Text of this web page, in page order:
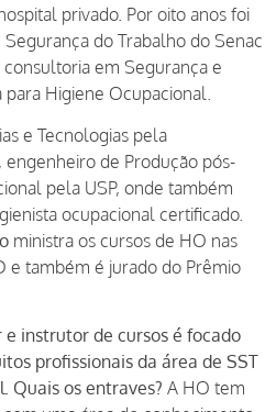
privado. Por oito anos foi
do Trabalho do Senac
em Segurança e
Higiene Ocupacional.
e Tecnologias pela
engenheiro de Produção pós-
pela USP, onde também
ocupacional certificado.
ministra os cursos de HO nas
e também é jurado do Prêmio
instrutor de cursos é focado
profissionais da área de SST
Quais os entraves? A HO tem